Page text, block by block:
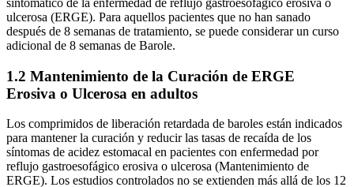
sintomático de la enfermedad de reflujo gastroesofágico erosiva o
ulcerosa (ERGE). Para aquellos pacientes que no han sanado
después de 8 semanas de tratamiento, se puede considerar un curso
adicional de 8 semanas de Barole.
1.2 Mantenimiento de la Curación de ERGE
Erosiva o Ulcerosa en adultos
Los comprimidos de liberación retardada de baroles están indicados
para mantener la curación y reducir las tasas de recaída de los
síntomas de acidez estomacal en pacientes con enfermedad por
reflujo gastroesofágico erosiva o ulcerosa (Mantenimiento de
ERGE). Los estudios controlados no se extienden más allá de los 12